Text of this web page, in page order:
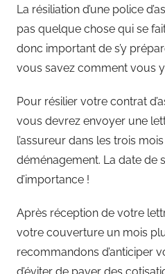
La résiliation d’une police
pas quelque chose qui se
donc important de s’y
vous savez comment vous
Pour résilier votre contrat
vous devrez envoyer une
l’assureur dans les trois
déménagement. La date de
d’importance !
Après réception de votre
votre couverture un mois
recommandons d’anticiper